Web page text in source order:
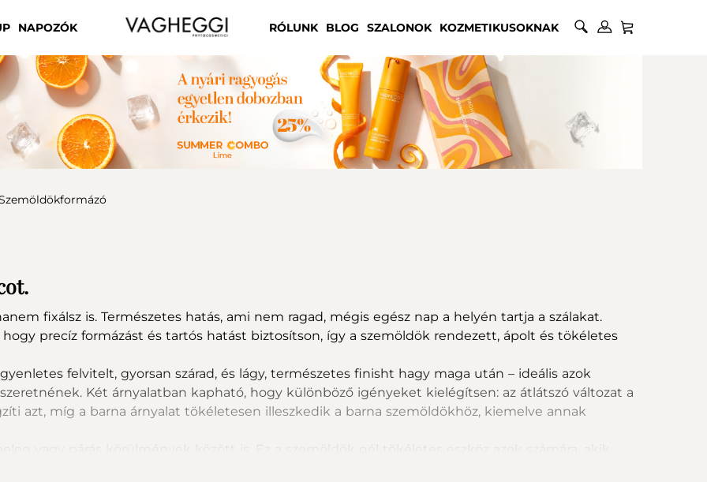
NAPOZÓK RÓLUNK BLOG SZALONOK KOZMETIKUSOKNAK
fixálsz is. Természetes hatás, ami nem ragad, mégis egész nap a helyén tartja a szálakat.
precíz formázást és tartós hatást biztosítson, így a szemöldök rendezett, ápolt és tökéletes
felvitelt, gyorsan szárad, és lágy, természetes finisht hagy maga után – ideális azok
Két árnyalatban kapható, hogy különböző igényeket kielégítsen: az átlátszó változat a
azt, míg a barna árnyalat tökéletesen illeszkedik a barna szemöldökhöz, kiemelve annak